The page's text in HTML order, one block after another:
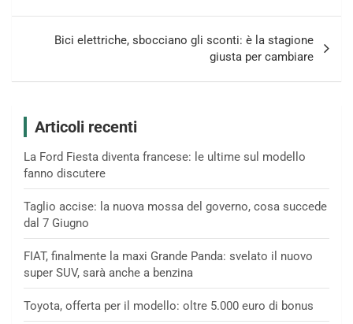
Bici elettriche, sbocciano gli sconti: è la stagione
giusta per cambiare
Articoli recenti
La Ford Fiesta diventa francese: le ultime sul modello
fanno discutere
Taglio accise: la nuova mossa del governo, cosa succede
dal 7 Giugno
FIAT, finalmente la maxi Grande Panda: svelato il nuovo
super SUV, sarà anche a benzina
Toyota, offerta per il modello: oltre 5.000 euro di bonus